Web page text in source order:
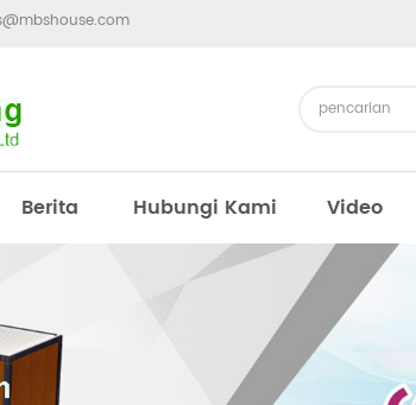
Berita Hubungi Kami Video